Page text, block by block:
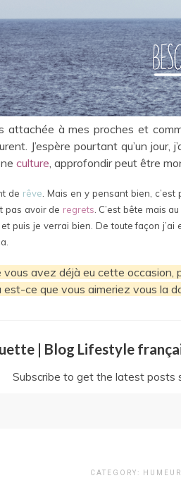
attachée à mes proches et
J’espère pourtant qu’un jour,
culture, approfondir peut être
de rêve . Mais en y pensant bien,
pas avoir de regrets . C’est bête mais
puis je verrai bien. De toute façon
avez déjà eu cette occasion,
est-ce que vous aimeriez vous la
| Blog Lifestyle
Subscribe to get the latest posts
CATEGORY: